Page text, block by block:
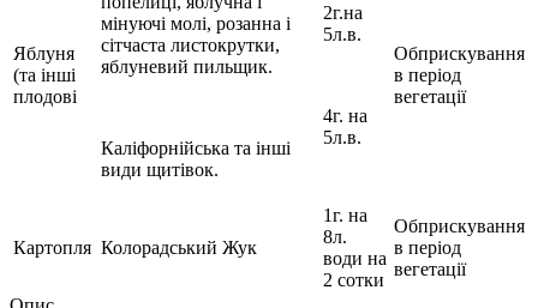
Яблуня
(та інші
плодові
мінуючі молі, розанна і
сітчаста листокрутки,
яблуневий пильщик.
Каліфорнійська та інші
види щитівок.
2г.на
5л.в.
4г. на
5л.в.
Обприскування
в період
вегетації
Картопля Колорадський Жук
1г. на
8л.
води на
2 сотки
Обприскування
в період
вегетації